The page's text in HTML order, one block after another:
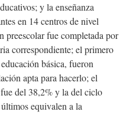
y la enseñanza
en 14 centros de nivel
preescolar fue completada por
correspondiente; el primero
básica, fueron
apta para hacerlo; el
del 38,2% y la del ciclo
equivalen a la